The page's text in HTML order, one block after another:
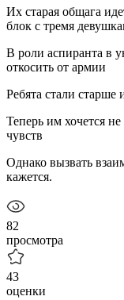
Их старая общага
блок с тремя
В роли аспиранта в
откосить от армии
Ребята стали
Теперь им хочется
чувств
Однако вызвать
кажется.
82
просмотра
43
оценки